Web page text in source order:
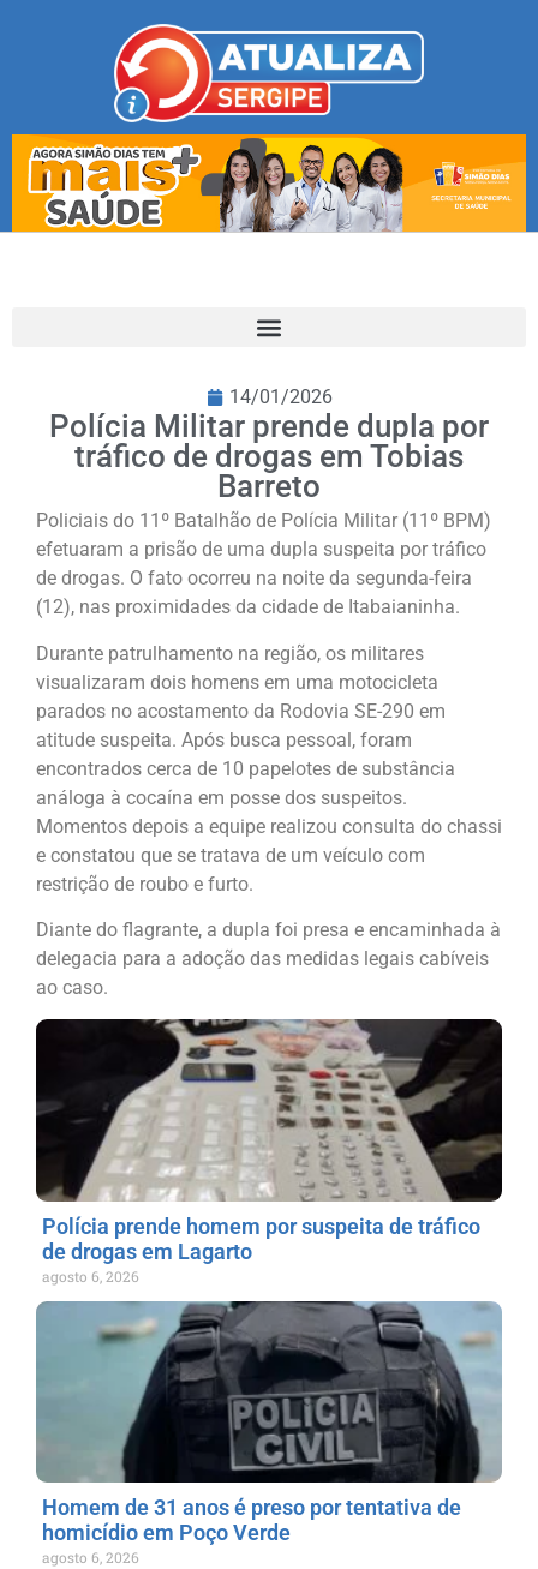
14/01/2026
Polícia Militar prende dupla por
tráfico de drogas em Tobias
Barreto
Policiais do 11º Batalhão de Polícia Militar (11º BPM)
efetuaram a prisão de uma dupla suspeita por tráfico
de drogas. O fato ocorreu na noite da segunda-feira
(12), nas proximidades da cidade de Itabaianinha.
Durante patrulhamento na região, os militares
visualizaram dois homens em uma motocicleta
parados no acostamento da Rodovia SE-290 em
atitude suspeita. Após busca pessoal, foram
encontrados cerca de 10 papelotes de substância
análoga à cocaína em posse dos suspeitos.
Momentos depois a equipe realizou consulta do chassi
e constatou que se tratava de um veículo com
restrição de roubo e furto.
Diante do flagrante, a dupla foi presa e encaminhada à
delegacia para a adoção das medidas legais cabíveis
ao caso.
Polícia prende homem por suspeita de tráfico
de drogas em Lagarto
agosto 6, 2026
Homem de 31 anos é preso por tentativa de
homicídio em Poço Verde
agosto 6, 2026